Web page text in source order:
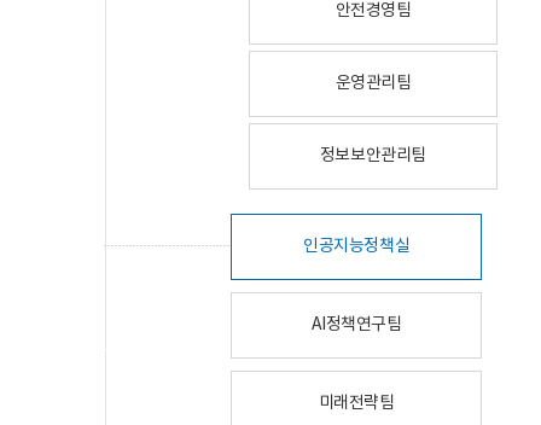
안전경영팀
운영관리팀
정보보안관리팀
인공지능정책실
AI정책연구팀
미래전략팀